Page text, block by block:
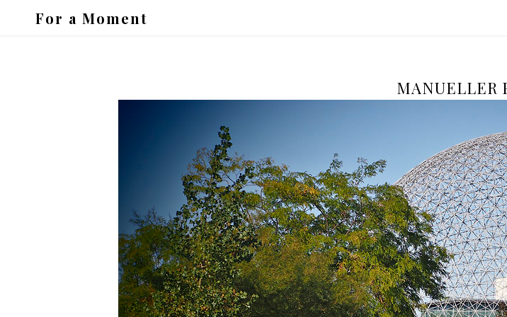
For a Moment
MANUELLER